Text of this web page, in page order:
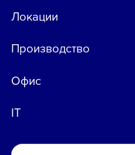
Локации
Производство
Офис
IT